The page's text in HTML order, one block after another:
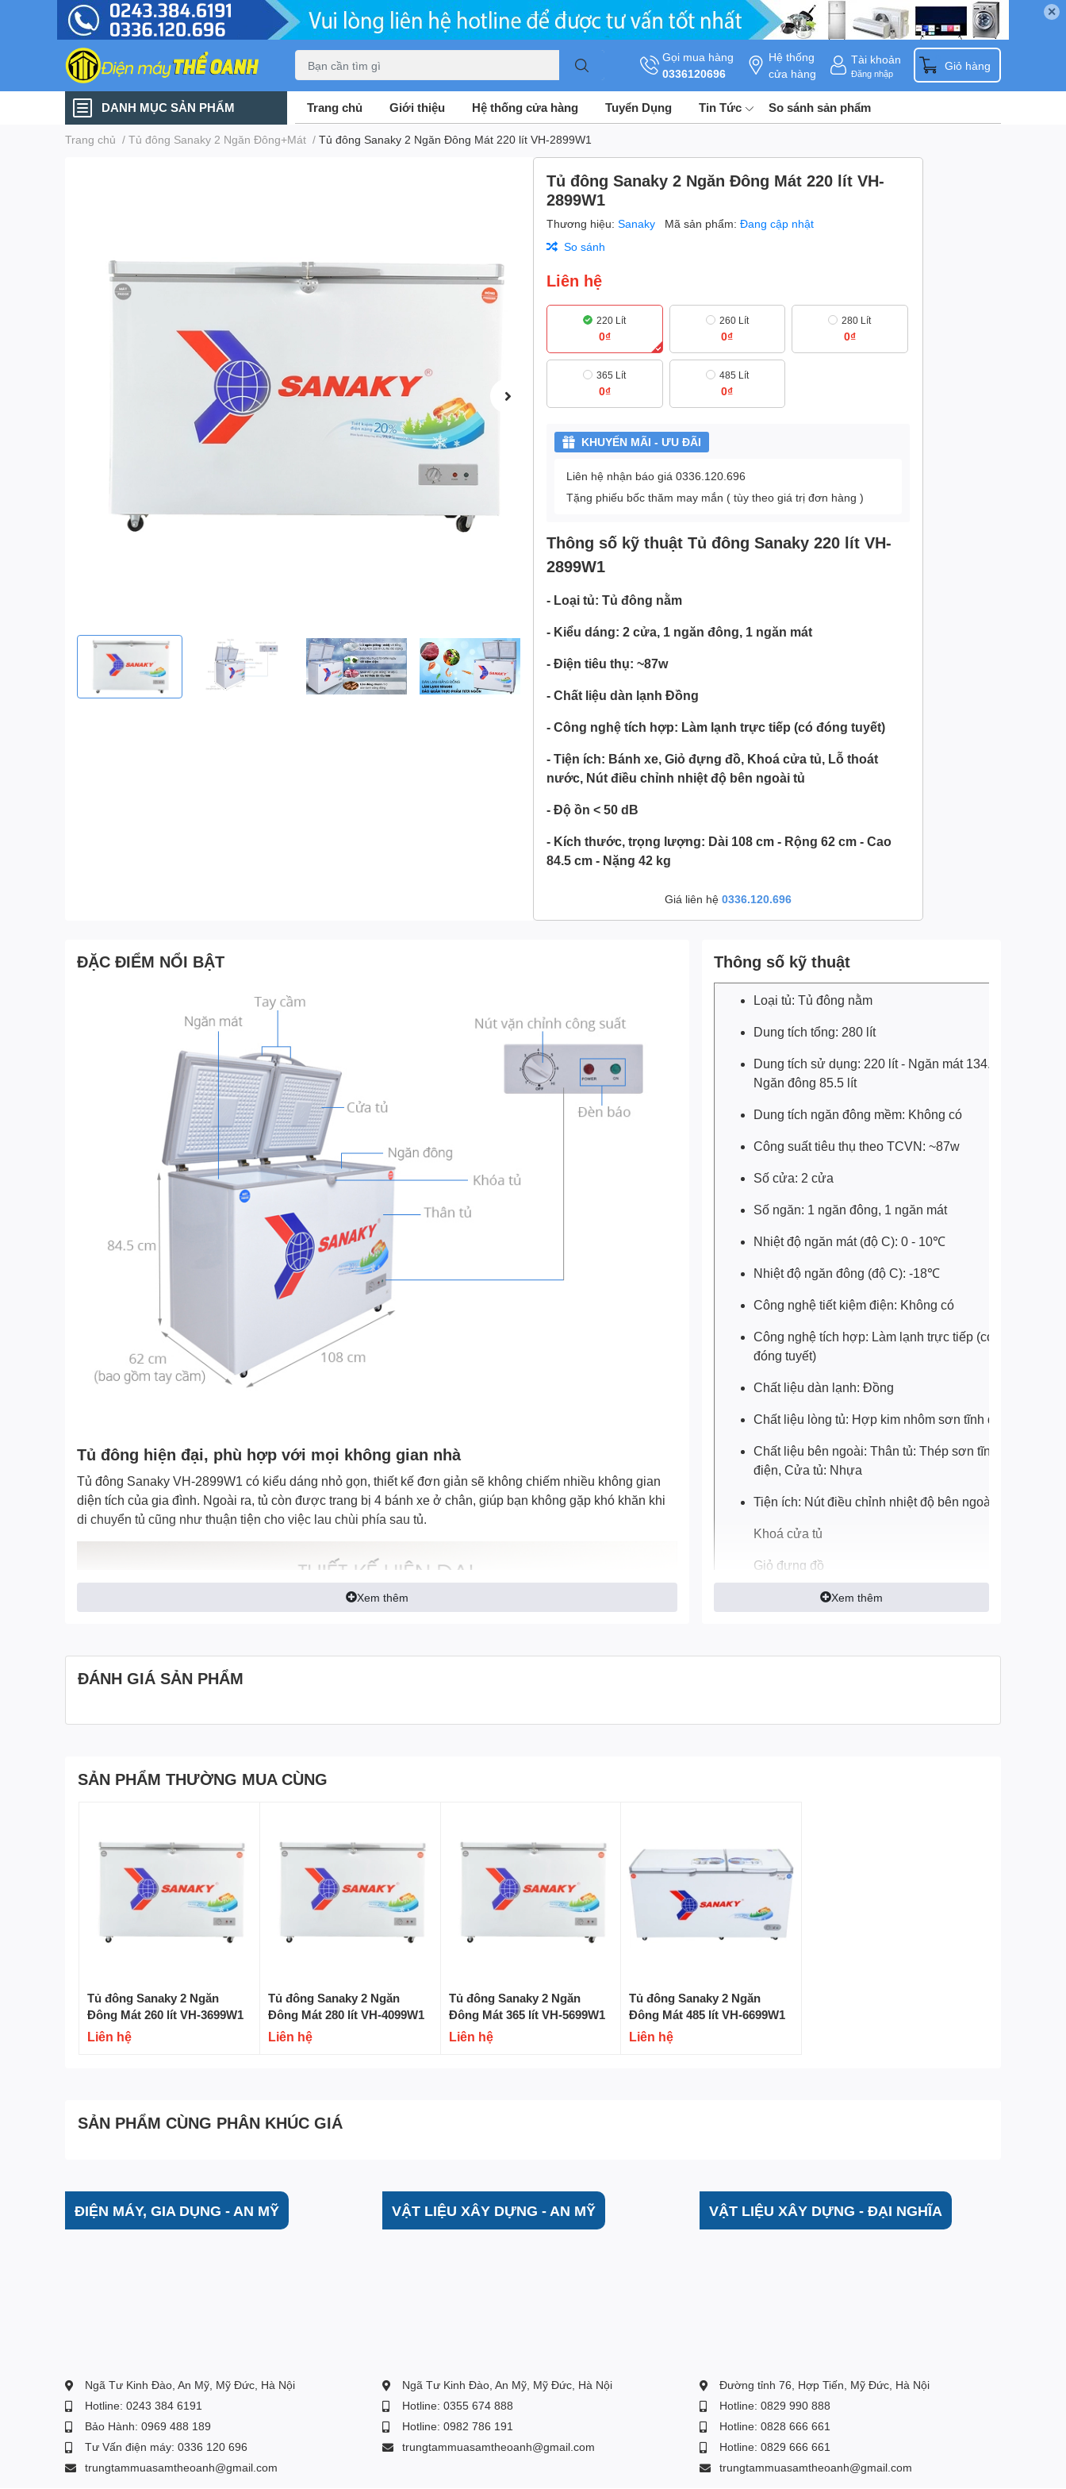
✕
Gọi mua hàng
0336120696
Hệ thống
cửa hàng
Tài khoản
Đăng nhập
Giỏ hàng
DANH MỤC SẢN PHẨM Trang chủ Giới thiệu Hệ thống cửa hàng Tuyển Dụng Tin Tức So sánh sản phẩm
Trang chủ / Tủ đông Sanaky 2 Ngăn Đông+Mát / Tủ đông Sanaky 2 Ngăn Đông Mát 220 lít VH-2899W1
Tủ đông Sanaky 2 Ngăn Đông Mát 220 lít VH-
2899W1
Thương hiệu: Sanaky Mã sản phẩm: Đang cập nhật
So sánh
Liên hệ
220 Lít
0₫
260 Lít
0₫
280 Lít
0₫
365 Lít
0₫
485 Lít
0₫
KHUYẾN MÃI - ƯU ĐÃI
Liên hệ nhận báo giá 0336.120.696
Tặng phiếu bốc thăm may mắn ( tùy theo giá trị đơn hàng )
Thông số kỹ thuật Tủ đông Sanaky 220 lít VH-
2899W1
- Loại tủ: Tủ đông nằm
- Kiểu dáng: 2 cửa, 1 ngăn đông, 1 ngăn mát
- Điện tiêu thụ: ~87w
- Chất liệu dàn lạnh Đồng
- Công nghệ tích hợp: Làm lạnh trực tiếp (có đóng tuyết)
- Tiện ích: Bánh xe, Giỏ đựng đồ, Khoá cửa tủ, Lỗ thoát
nước, Nút điều chỉnh nhiệt độ bên ngoài tủ
- Độ ồn < 50 dB
- Kích thước, trọng lượng: Dài 108 cm - Rộng 62 cm - Cao
84.5 cm - Nặng 42 kg
Giá liên hệ 0336.120.696
ĐẶC ĐIỂM NỔI BẬT
Tủ đông hiện đại, phù hợp với mọi không gian nhà
Tủ đông Sanaky VH-2899W1 có kiểu dáng nhỏ gọn, thiết kế đơn giản sẽ không chiếm nhiều không gian
diện tích của gia đình. Ngoài ra, tủ còn được trang bị 4 bánh xe ở chân, giúp bạn không gặp khó khăn khi
di chuyển tủ cũng như thuận tiện cho việc lau chùi phía sau tủ.
Tủ có dung tích 220 lít với 2 ngăn đông và ngăn mát riêng biệt
Chiếc tủ đông Sanaky 220 lít này được chia làm 2 ngăn đông và mát riêng biệt, đi kèm nhãn chỉ dẫn trên
thân,tủ đông Sanaky
cho phép bạn dễ dàng phân biệt ngăn đông và ngăn mát, từ đó có thể sắp xếp thực
không chỉ được đánh giá là thân thiện với môi trường mà nó còn
nâng cao khả năng làm lạnh nhanh chóng nhưng vẫn tiết kiệm đáng kể chi phí điện hàng tháng cho gia
Xem thêm
Thông số kỹ thuật
Loại tủ: Tủ đông nằm
Dung tích tổng: 280 lít
Dung tích sử dụng: 220 lít - Ngăn mát 134.5 lít -
Ngăn đông 85.5 lít
Dung tích ngăn đông mềm: Không có
Công suất tiêu thụ theo TCVN: ~87w
Số cửa: 2 cửa
Số ngăn: 1 ngăn đông, 1 ngăn mát
Nhiệt độ ngăn mát (độ C): 0 - 10℃
Nhiệt độ ngăn đông (độ C): -18℃
Công nghệ tiết kiệm điện: Không có
Công nghệ tích hợp: Làm lạnh trực tiếp (có
đóng tuyết)
Chất liệu dàn lạnh: Đồng
Chất liệu lòng tủ: Hợp kim nhôm sơn tĩnh điện
Chất liệu bên ngoài: Thân tủ: Thép sơn tĩnh
điện, Cửa tủ: Nhựa
Tiện ích: Nút điều chỉnh nhiệt độ bên ngoài tủ
Khoá cửa tủ
Giỏ đựng đồ
Lỗ thoát nước
Chất liệu kính: Không có kính
Bảo hành
Bảo hành
Xem thêm
ĐÁNH GIÁ SẢN PHẨM
SẢN PHẨM THƯỜNG MUA CÙNG
Tủ đông Sanaky 2 Ngăn
Đông Mát 260 lít VH-3699W1
Liên hệ
Tủ đông Sanaky 2 Ngăn
Đông Mát 280 lít VH-4099W1
Liên hệ
Tủ đông Sanaky 2 Ngăn
Đông Mát 365 lít VH-5699W1
Liên hệ
Tủ đông Sanaky 2 Ngăn
Đông Mát 485 lít VH-6699W1
Liên hệ
SẢN PHẨM CÙNG PHÂN KHÚC GIÁ
ĐIỆN MÁY, GIA DỤNG - AN MỸ
Ngã Tư Kinh Đào, An Mỹ, Mỹ Đức, Hà Nội
Hotline: 0243 384 6191
Bảo Hành: 0969 488 189
Tư Vấn điện máy: 0336 120 696
trungtammuasamtheoanh@gmail.com
VẬT LIỆU XÂY DỰNG - AN MỸ
Ngã Tư Kinh Đào, An Mỹ, Mỹ Đức, Hà Nội
Hotline: 0355 674 888
Hotline: 0982 786 191
trungtammuasamtheoanh@gmail.com
VẬT LIỆU XÂY DỰNG - ĐẠI NGHĨA
Đường tỉnh 76, Hợp Tiến, Mỹ Đức, Hà Nội
Hotline: 0829 990 888
Hotline: 0828 666 661
Hotline: 0829 666 661
trungtammuasamtheoanh@gmail.com